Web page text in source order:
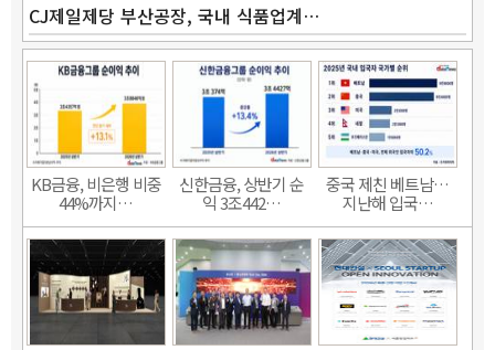
CJ제일제당 부산공장, 국내 식품업계…
KB금융, 비은행 비중
44%까지…
신한금융, 상반기 순
익 3조442…
중국 제친 베트남…
지난해 입국…